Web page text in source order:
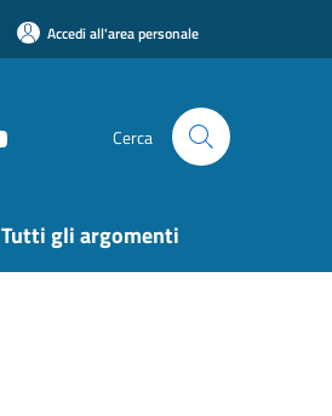
Accedi all'area personale
Cerca
Tutti gli argomenti